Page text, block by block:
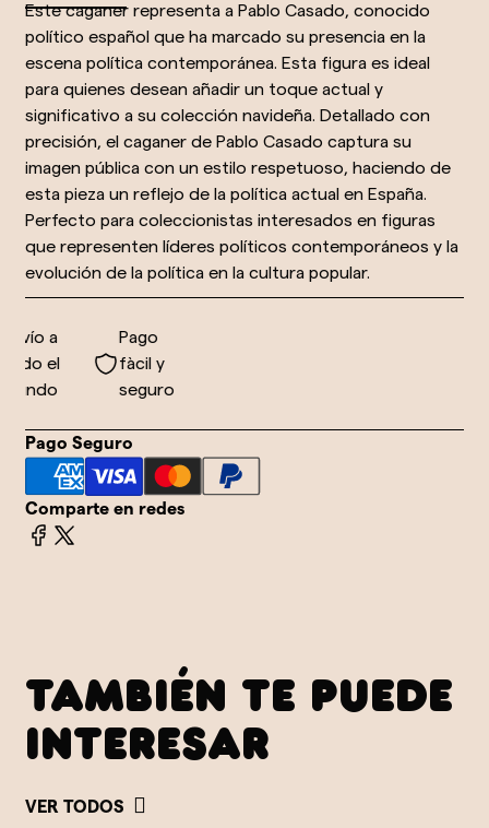
Este caganer representa a Pablo Casado, conocido
político español que ha marcado su presencia en la
escena política contemporánea. Esta figura es ideal
para quienes desean añadir un toque actual y
significativo a su colección navideña. Detallado con
precisión, el caganer de Pablo Casado captura su
imagen pública con un estilo respetuoso, haciendo de
esta pieza un reflejo de la política actual en España.
Perfecto para coleccionistas interesados en figuras
que representen líderes políticos contemporáneos y la
evolución de la política en la cultura popular.
a
el
Pago
fàcil y
seguro
Pago Seguro
Comparte en redes
TAMBIÉN TE PUEDE
INTERESAR
VER TODOS